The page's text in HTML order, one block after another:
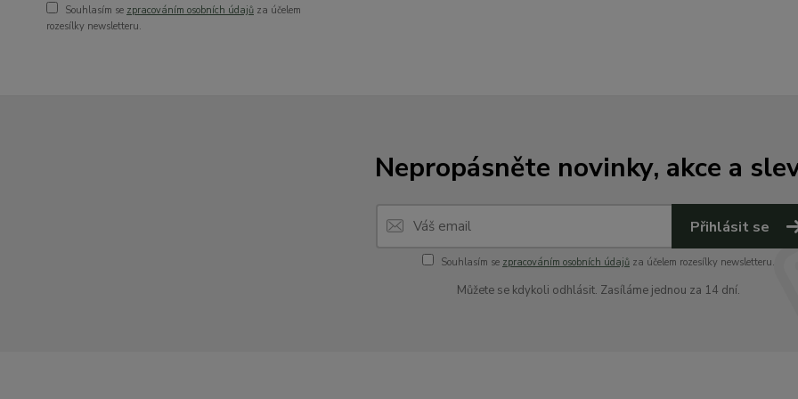
Souhlasím se zpracováním osobních údajů za účelem
rozesílky newsletteru.
Nepropásněte novinky, akce a
Přihlásit se
Souhlasím se zpracováním osobních údajů za účelem rozesílky newsletteru.
Můžete se kdykoli odhlásit. Zasíláme jednou za 14 dní.